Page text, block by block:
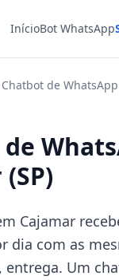
InícioBot WhatsApp
Chatbot de WhatsApp
Cajamar
dia com as
entrega. Um